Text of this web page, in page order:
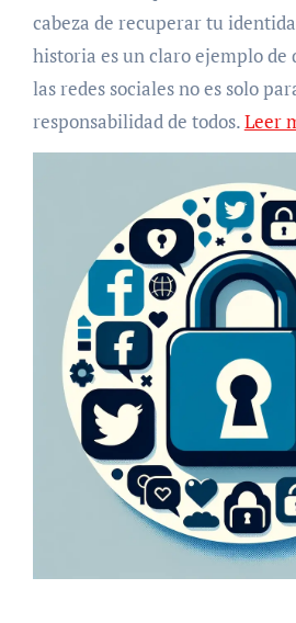
cabeza de recuperar tu
historia es un claro ejemplo de
las redes sociales no es solo
responsabilidad de todos.Leer